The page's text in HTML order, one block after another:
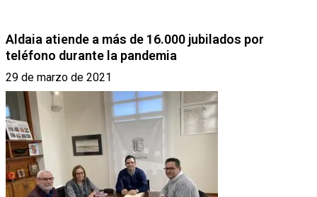
Aldaia atiende a más de 16.000 jubilados por
teléfono durante la pandemia
29 de marzo de 2021